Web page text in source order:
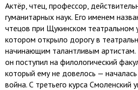
Актёр, чтец, профессор,
гуманитарных наук. Его именем
чтецов при Щукинском театральном
котором открыло дорогу в
начинающим талантливым
он поступил на филологический
который ему не довелось —
война. С третьего курса